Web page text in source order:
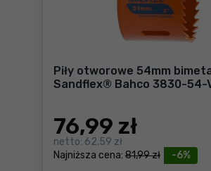
Piły otworowe 54mm
Sandflex® Bahco 3830-54-
-6%
Najniższa cena: 81,99 zł
76,99 zł
netto: 62,59 zł